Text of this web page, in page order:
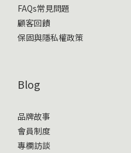
FAQs常見問題
顧客回饋
保固與隱私權政策
Blog
品牌故事
會員制度
專欄訪談